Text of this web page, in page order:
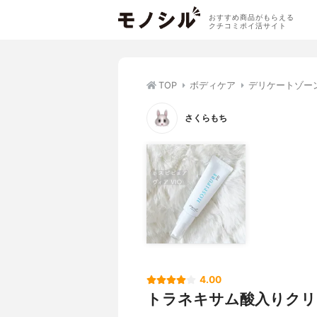
おすすめ商品がもらえる
クチコミポイ活サイト
TOP ボディケア デリケートゾー
さくらもち
4.00
トラネキサム酸入りク